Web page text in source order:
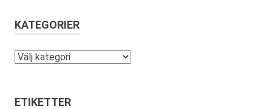
KATEGORIER
Kategorier
ETIKETTER